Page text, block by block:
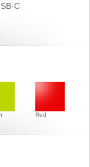
C
Red